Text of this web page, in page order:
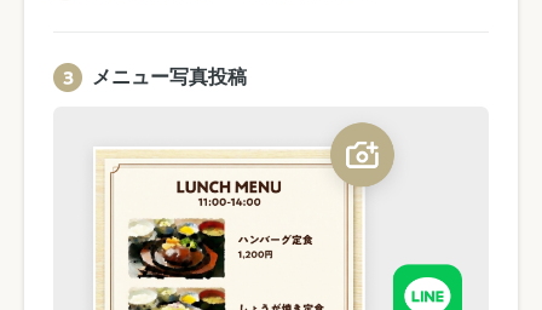
メニュー写真投稿